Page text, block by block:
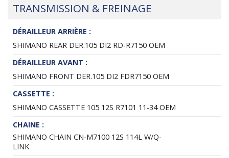
TRANSMISSION & FREINAGE
DÉRAILLEUR ARRIÈRE :
SHIMANO REAR DER.105 DI2 RD-R7150 OEM
DÉRAILLEUR AVANT :
SHIMANO FRONT DER.105 DI2 FDR7150 OEM
CASSETTE :
SHIMANO CASSETTE 105 12S R7101 11-34 OEM
CHAINE :
SHIMANO CHAIN CN-M7100 12S 114L W/Q-
LINK